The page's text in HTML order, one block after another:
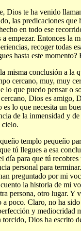
Dios te ha venido
las predicaciones que
en todo ese
empezar. Entonces la
recoger todas
hasta este momento?
misma conclusión a la
cercano, muy, muy
lo que puedo pensar o
Dios es amigo,
es lo que necesita un
de la inmensidad y
cielo.
templo pequeño
tú llegues a esa
para que tú recobres
personal para
preguntado por mi
la historia de mi
persona, otro lugar. Y
poco. Claro, no ha
y mediocridad
Dios ha escrito